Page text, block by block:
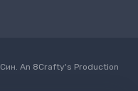
An 8Crafty's Production